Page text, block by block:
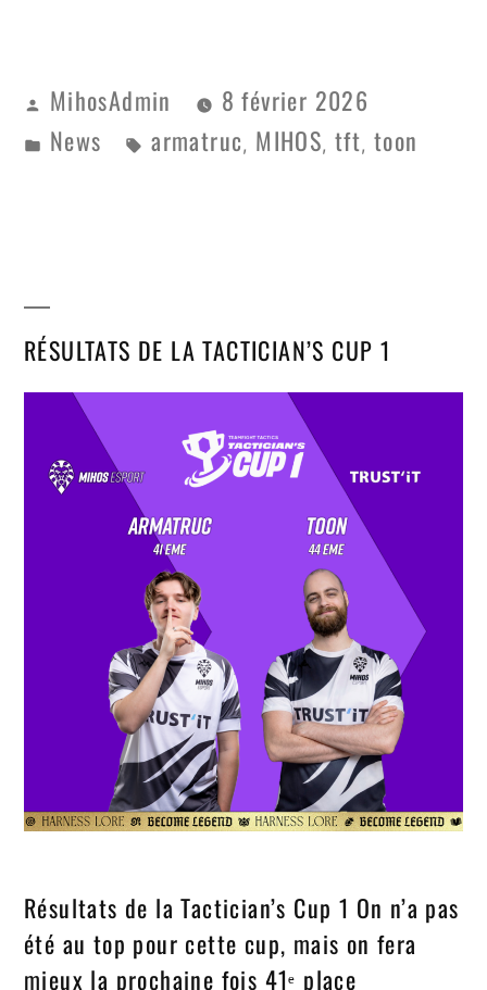
MihosAdmin
8 février 2026
News
armatruc, MIHOS,tft,toon
RÉSULTATS DE LA TACTICIAN’S CUP 1
Résultats de la Tactician’s Cup 1 On n’a pas
été au top pour cette cup, mais on fera
mieux la prochaine fois 41ᵉ place